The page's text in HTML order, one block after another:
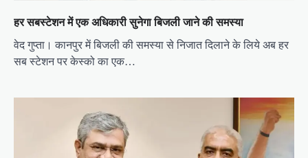
हर सबस्टेशन में एक अधिकारी सुनेगा बिजली जाने की समस्या
वेद गुप्ता। कानपुर में बिजली की समस्या से निजात दिलाने के लिये अब हर
सब स्टेशन पर केस्को का एक…